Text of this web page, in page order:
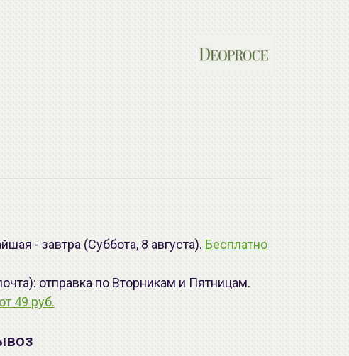
- завтра (Суббота, 8 августа). Бесплатно
отправка по Вторникам и Пятницам.
49 руб.